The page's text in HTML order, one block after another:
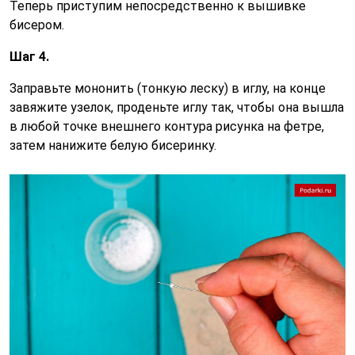
Теперь приступим непосредственно к вышивке
бисером.
Шаг 4.
Заправьте мононить (тонкую леску) в иглу, на конце
завяжите узелок, проденьте иглу так, чтобы она вышла
в любой точке внешнего контура рисунка на фетре,
затем нанижите белую бисеринку.